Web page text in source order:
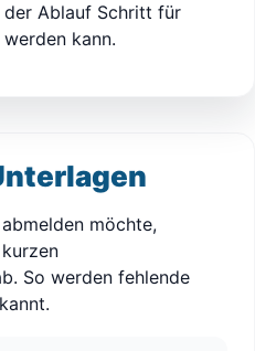
Ablauf Schritt für
kann.
möchte,
So werden fehlende